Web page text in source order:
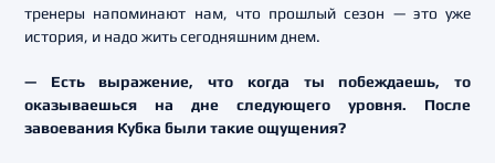
тренеры напоминают нам, что прошлый сезон — это уже
история, и надо жить сегодняшним днем.
— Есть выражение, что когда ты побеждаешь, то
оказываешься на дне следующего уровня. После
завоевания Кубка были такие ощущения?